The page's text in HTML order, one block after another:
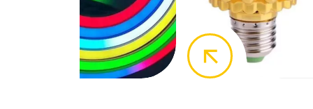
arrow_back